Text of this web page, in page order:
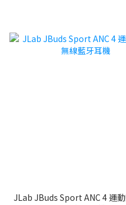
JLab JBuds Sport ANC 4 運動降噪真無